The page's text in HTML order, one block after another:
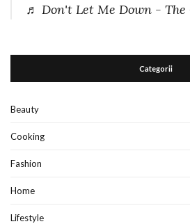
♬ Don't Let Me Down - The
Categorii
Beauty
Cooking
Fashion
Home
Lifestyle